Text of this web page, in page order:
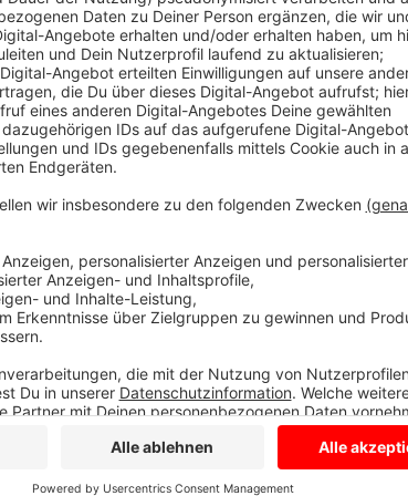
Wie viel aber wirklich hinter dem Leben als
Nationaltorhüterin Mala Grohs aus Münster in
Münster.
In der neuen Folge von „kannste glauben“ erzählt
München, wie sie mit Druck und Fehlern im
geben. Außerdem spricht die 24-Jährige offen
Im Podcast geht es außerdem um Teamgeist,
Bayern. Gerade mit Blick auf die anstehende
andere Seite des Sports — nämlich die Menschen
Den Podcast mit Mala Grohs gibt’sHIER!